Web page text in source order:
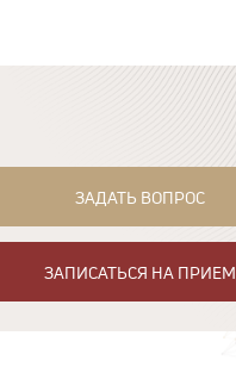
ЗАДАТЬ ВОПРОС
ЗАПИСАТЬСЯ НА ПРИЕМ